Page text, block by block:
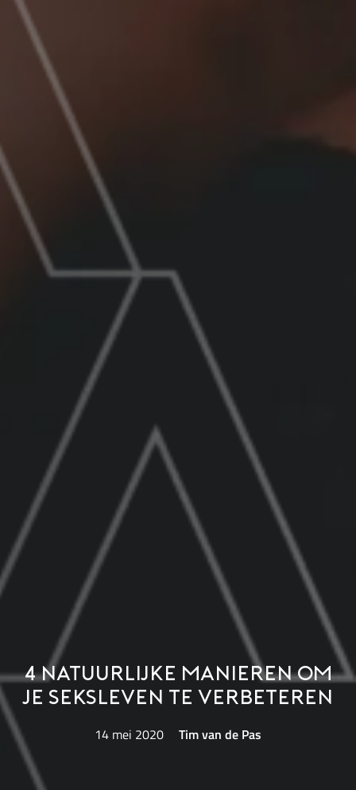
4 natuurlijke manieren om
je seksleven te verbeteren
14 mei 2020 Tim van de Pas